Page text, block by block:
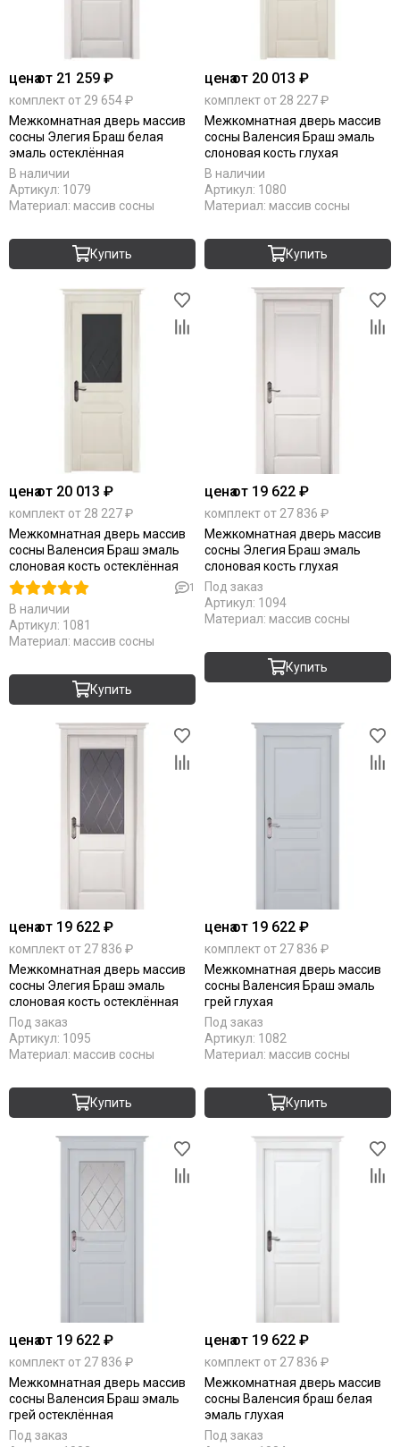
ценаот 21 259 ₽
комплект от 29 654 ₽
Межкомнатная дверь массив
сосны Элегия Браш белая
эмаль остеклённая
В наличии
Артикул: 1079
Материал: массив сосны
Купить
ценаот 20 013 ₽
комплект от 28 227 ₽
Межкомнатная дверь массив
сосны Валенсия Браш эмаль
слоновая кость глухая
В наличии
Артикул: 1080
Материал: массив сосны
Купить
ценаот 20 013 ₽
комплект от 28 227 ₽
Межкомнатная дверь массив
сосны Валенсия Браш эмаль
слоновая кость остеклённая
1
В наличии
Артикул: 1081
Материал: массив сосны
Купить
ценаот 19 622 ₽
комплект от 27 836 ₽
Межкомнатная дверь массив
сосны Элегия Браш эмаль
слоновая кость глухая
Под заказ
Артикул: 1094
Материал: массив сосны
Купить
ценаот 19 622 ₽
комплект от 27 836 ₽
Межкомнатная дверь массив
сосны Элегия Браш эмаль
слоновая кость остеклённая
Под заказ
Артикул: 1095
Материал: массив сосны
Купить
ценаот 19 622 ₽
комплект от 27 836 ₽
Межкомнатная дверь массив
сосны Валенсия Браш эмаль
грей глухая
Под заказ
Артикул: 1082
Материал: массив сосны
Купить
ценаот 19 622 ₽
комплект от 27 836 ₽
Межкомнатная дверь массив
сосны Валенсия Браш эмаль
грей остеклённая
Под заказ
ценаот 19 622 ₽
комплект от 27 836 ₽
Межкомнатная дверь массив
сосны Валенсия браш белая
эмаль глухая
Под заказ